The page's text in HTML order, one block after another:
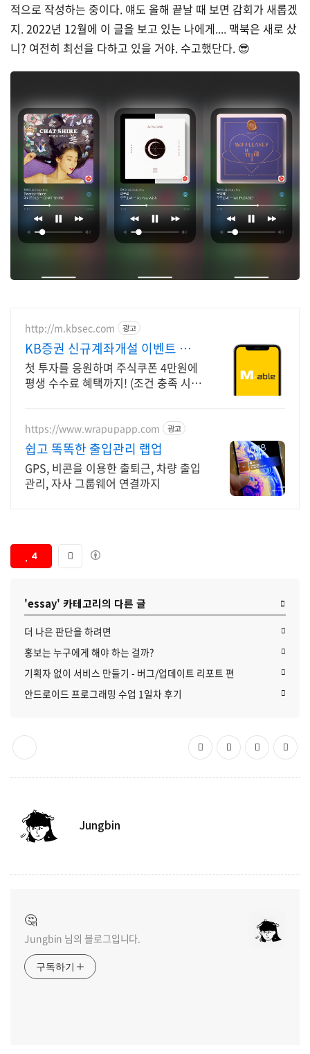
적으로 작성하는 중이다. 얘도 올해 끝날 때 보면 감회가 새롭겠
지. 2022년 12월에 이 글을 보고 있는 나에게.... 맥북은 새로 샀
니? 여전히 최선을 다하고 있을 거야. 수고했단다. 😎
http://m.kbsec.com 광고
KB증권 신규계좌개설 이벤트 국
내주식쿠폰 최대 5만원
첫 투자를 응원하며 주식쿠폰 4만원에
평생 수수료 혜택까지! (조건 충족 시)
https://www.wrapupapp.com 광고
쉽고 똑똑한 출입관리 랩업
GPS, 비콘을 이용한 출퇴근, 차량 출입
관리, 자사 그룹웨어 연결까지
4
'essay' 카테고리의 다른 글
더 나은 판단을 하려면
홍보는 누구에게 해야 하는 걸까?
기획자 없이 서비스 만들기 - 버그/업데이트 리포트 편
안드로이드 프로그래밍 수업 1일차 후기
Jungbin
🤔
Jungbin 님의 블로그입니다.
구독하기